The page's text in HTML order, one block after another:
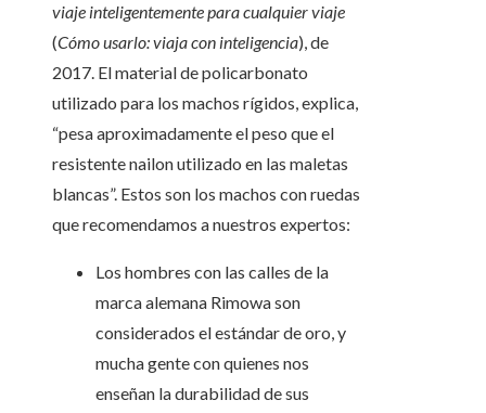
viaje inteligentemente para cualquier viaje
(Cómo usarlo: viaja con inteligencia), de
2017. El material de policarbonato
utilizado para los machos rígidos, explica,
“pesa aproximadamente el peso que el
resistente nailon utilizado en las maletas
blancas”. Estos son los machos con ruedas
que recomendamos a nuestros expertos:
Los hombres con las calles de la
marca alemana Rimowa son
considerados el estándar de oro, y
mucha gente con quienes nos
enseñan la durabilidad de sus